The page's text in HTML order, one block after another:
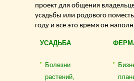
проект для общения
усадьбы или родового
году и все это время он
УСАДЬБА
Болезни
растений,